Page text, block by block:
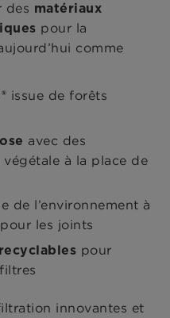
des matériaux
pour la
comme
issue de forêts
avec des
à la place de
de l’environnement à
les joints
pour
innovantes et